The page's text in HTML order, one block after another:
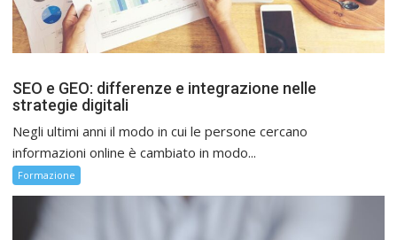
SEO e GEO: differenze e integrazione nelle
strategie digitali
Negli ultimi anni il modo in cui le persone cercano
informazioni online è cambiato in modo...
Formazione